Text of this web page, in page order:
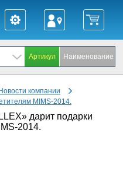
Новости компании
MIMS-2014.
дарит подарки
2014.